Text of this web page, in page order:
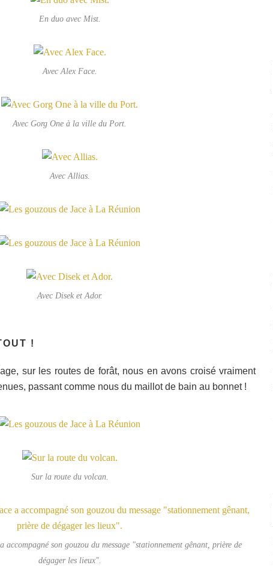
En duo avec Mist.
Avec Alex Face.
Avec Gorg One à la ville du Port.
Avec Allias.
Avec Disek et Ador.
!
sur les routes de forât, nous en avons croisé vraiment
passant comme nous du maillot de bain au bonnet !
Sur la route du volcan.
accompagné son gouzou du message "stationnement gênant, prière de
dégager les lieux".